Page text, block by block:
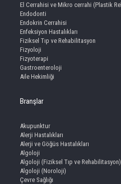
El Cerrahisi ve Mikro cerrahi (Plastik
Endodonti
Endokrin Cerrahisi
Enfeksiyon Hastalıkları
Fiziksel Tıp ve Rehabilitasyon
Fizyoloji
Fizyoterapi
Gastroenteroloji
Aile Hekimliği
Branşlar
Akupunktur
Alerji Hastalıkları
Alerji ve Göğüs Hastalıkları
Algoloji
Algoloji (Fiziksel Tıp ve Rehabilitasyon)
Algoloji (Noroloji)
Çevre Sağlığı